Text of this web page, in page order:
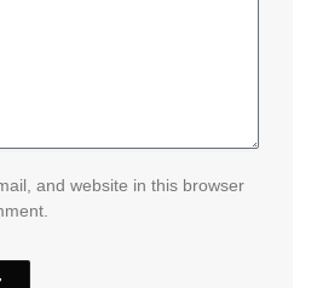
and website in this browser